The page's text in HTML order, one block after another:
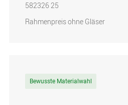
582326 25
Rahmenpreis ohne Gläser
Bewusste Materialwahl